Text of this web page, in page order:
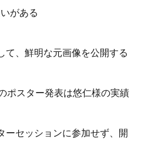
がある
て、鮮明な元画像を公開する
ポスター発表は悠仁様の実績
ーセッションに参加せず、開